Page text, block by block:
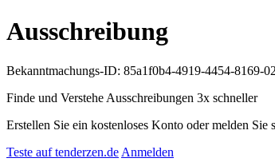
Ausschreibung
Bekanntmachungs-ID: 85a1f0b4-4919-4454-8169-
Finde und Verstehe Ausschreibungen 3x schneller
Erstellen Sie ein kostenloses Konto oder melden
Teste auf tenderzen.de Anmelden